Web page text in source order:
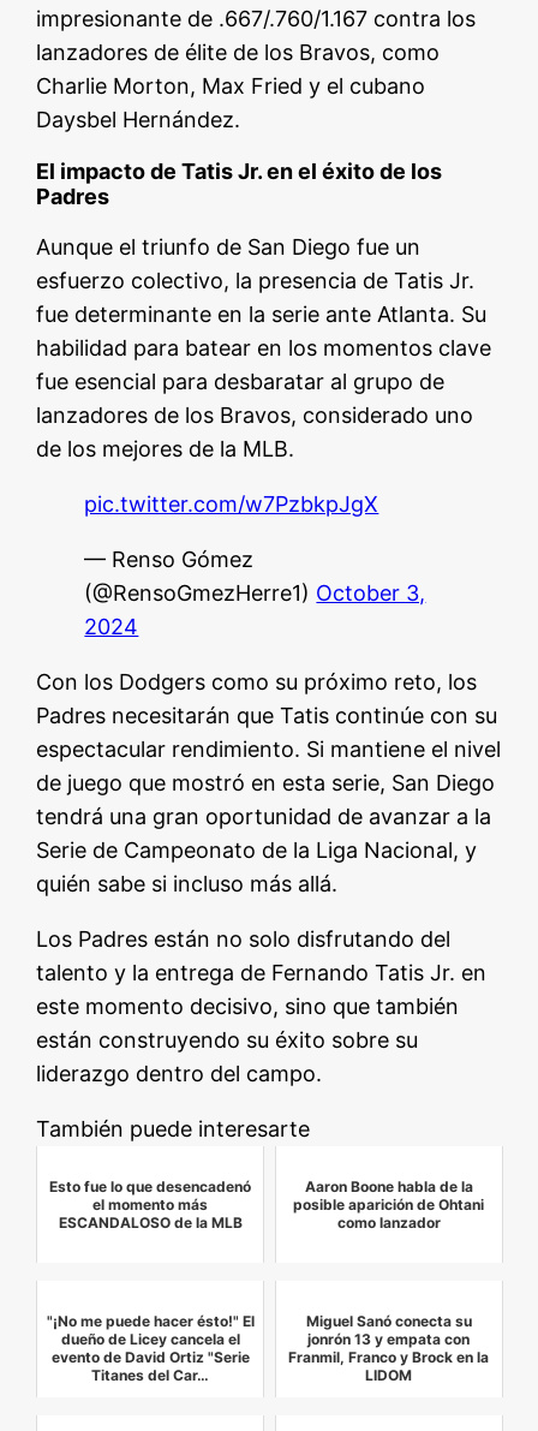
impresionante de .667/.760/1.167 contra los
lanzadores de élite de los Bravos, como
Charlie Morton, Max Fried y el cubano
Daysbel Hernández.
El impacto de Tatis Jr. en el éxito de los
Padres
Aunque el triunfo de San Diego fue un
esfuerzo colectivo, la presencia de Tatis Jr.
fue determinante en la serie ante Atlanta. Su
habilidad para batear en los momentos clave
fue esencial para desbaratar al grupo de
lanzadores de los Bravos, considerado uno
de los mejores de la MLB.
pic.twitter.com/w7PzbkpJgX
— Renso Gómez
(@RensoGmezHerre1) October 3,
2024
Con los Dodgers como su próximo reto, los
Padres necesitarán que Tatis continúe con su
espectacular rendimiento. Si mantiene el nivel
de juego que mostró en esta serie, San Diego
tendrá una gran oportunidad de avanzar a la
Serie de Campeonato de la Liga Nacional, y
quién sabe si incluso más allá.
Los Padres están no solo disfrutando del
talento y la entrega de Fernando Tatis Jr. en
este momento decisivo, sino que también
están construyendo su éxito sobre su
liderazgo dentro del campo.
También puede interesarte
Esto fue lo que desencadenó
el momento más
ESCANDALOSO de la MLB
Aaron Boone habla de la
posible aparición de Ohtani
como lanzador
"¡No me puede hacer ésto!" El
dueño de Licey cancela el
evento de David Ortiz "Serie
Titanes del Car…
Miguel Sanó conecta su
jonrón 13 y empata con
Franmil, Franco y Brock en la
LIDOM